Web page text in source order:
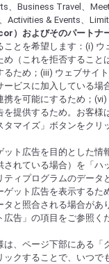
ます
索する
、Business Travel、
Activities & Events、
）およびそのパートナ
ことを希望します：(i)
め（これを拒否すること
るため；(iii) ウェブサイ
ービスに加入している場
携を可能にするため；
を提供するため。お客
タマイズ」ボタンをク
ット広告を目的とした情
されている場合）を「
ティプログラムのデータ
ゲット広告を表示するた
タと照合される場合があ
広告」の項目をご参照く
は、ページ下部にある「
ックすることで、いつで